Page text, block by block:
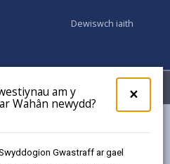
×
am y
Wahân newydd?
Gwastraff ar gael
Dewiswch iaith
2023 - 28